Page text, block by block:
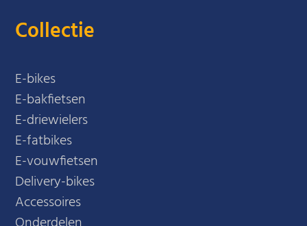
Collectie
E-bikes
E-bakfietsen
E-driewielers
E-fatbikes
E-vouwfietsen
Delivery-bikes
Accessoires